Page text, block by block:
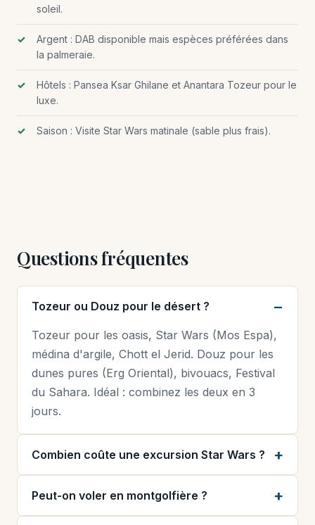
soleil.
Argent : DAB disponible mais espèces préférées dans
la palmeraie.
Hôtels : Pansea Ksar Ghilane et Anantara Tozeur pour le
luxe.
Saison : Visite Star Wars matinale (sable plus frais).
Questions fréquentes
Tozeur ou Douz pour le désert ?
Tozeur pour les oasis, Star Wars (Mos Espa),
médina d'argile, Chott el Jerid. Douz pour les
dunes pures (Erg Oriental), bivouacs, Festival
du Sahara. Idéal : combinez les deux en 3
jours.
Combien coûte une excursion Star Wars ?
Peut-on voler en montgolfière ?